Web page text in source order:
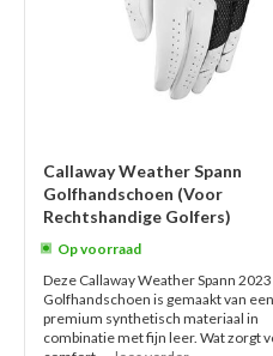
Callaway Weather Spann
Golfhandschoen (Voor
Rechtshandige Golfers)
Op voorraad
Deze Callaway Weather Spann 2023
Golfhandschoen is gemaakt van een
premium synthetisch materiaal in
combinatie met fijn leer. Wat zorgt